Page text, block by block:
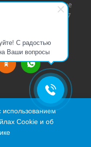
С радостью
Ваши вопросы
о товарах не
п. 2 ст. 437
РФ.
использованием
Cookie и об